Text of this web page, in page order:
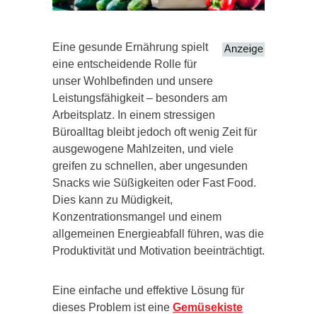
Eine gesunde Ernährung spielt
eine entscheidende Rolle für
unser Wohlbefinden und unsere
Leistungsfähigkeit – besonders am
Arbeitsplatz. In einem stressigen
Büroalltag bleibt jedoch oft wenig Zeit für
ausgewogene Mahlzeiten, und viele
greifen zu schnellen, aber ungesunden
Snacks wie Süßigkeiten oder Fast Food.
Dies kann zu Müdigkeit,
Konzentrationsmangel und einem
allgemeinen Energieabfall führen, was die
Produktivität und Motivation beeinträchtigt.
Eine einfache und effektive Lösung für
dieses Problem ist eine Gemüsekiste